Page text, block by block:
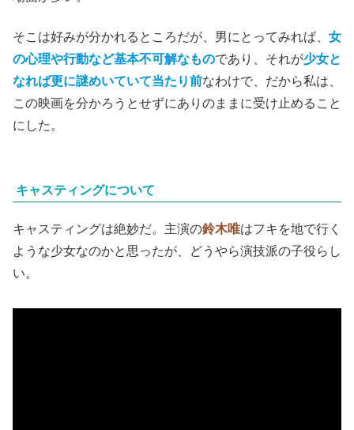
そこは好みが分かれるところだが、男にとってみれば、 女
の心理や行動など基本不可解なものであり、それが少女と
なれば更に謎めいていて当たり前なわけで、だから私は、
この映画を分かろうとせずにありのままに受け止めること
にした。
キャスティングについて
キャスティングは絶妙だ。主演の鈴木唯はフキを地で行く
ような少女なのかと思ったが、どうやら演技派の子役らし
い。